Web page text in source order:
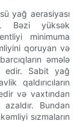
yağ aerasiyası
Bəzi yüksək
minimuma
qoruyan və
əmələ
edir. Sabit yağ
qaldırıcıların
və vaxtından
Bundan
sızmaların